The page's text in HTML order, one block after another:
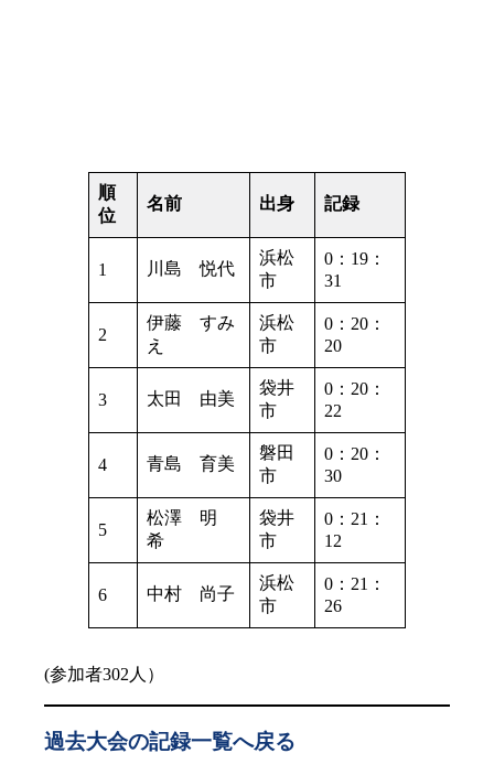
順
位
名前 出身 記録
1 川島 悦代
浜松
市
0：19：
31
2
伊藤 すみ
え
浜松
市
0：20：
20
3 太田 由美
袋井
市
0：20：
22
4 青島 育美
磐田
市
0：20：
30
5
松澤 明
希
袋井
市
0：21：
12
6 中村 尚子
浜松
市
0：21：
26
(参加者302人）
過去大会の記録一覧へ戻る